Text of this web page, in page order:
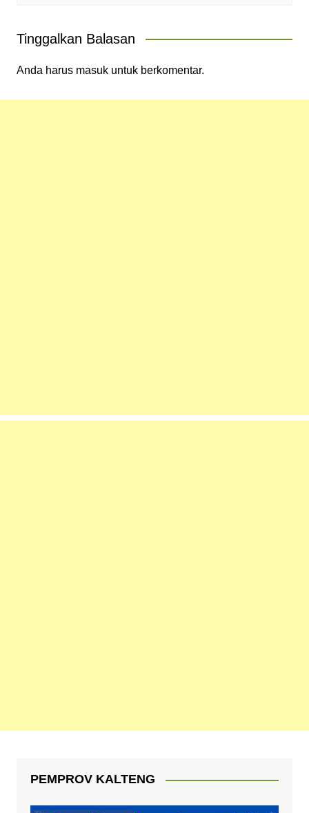
Tinggalkan Balasan
Anda harus masukuntuk berkomentar.
PEMPROV KALTENG